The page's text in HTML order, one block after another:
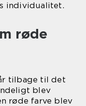
individualitet.
røde
tilbage til det
blev
røde farve blev